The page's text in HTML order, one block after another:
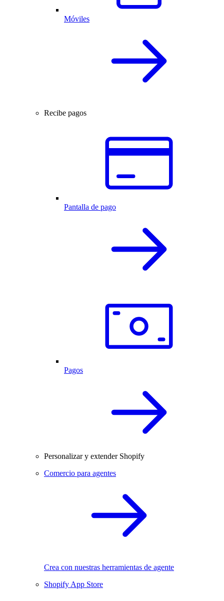
Móviles
Recibe pagos
Pantalla de pago
Pagos
Personalizar y extender Shopify
Comercio para agentes
Crea con nuestras herramientas de agente
Shopify App Store